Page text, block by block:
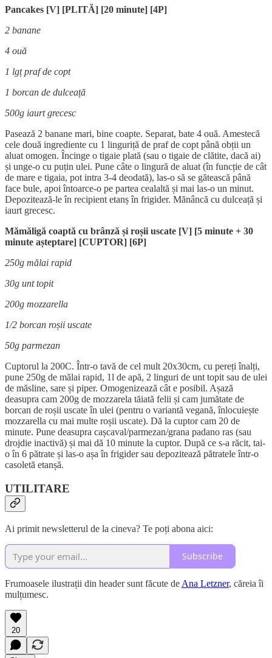
Pancakes [V] [PLITĂ] [20 minute] [4P]
2 banane
4 ouă
1 lgț praf de copt
1 borcan de dulceață
500g iaurt grecesc
Pasează 2 banane mari, bine coapte. Separat, bate 4 ouă. Amestecă
cele două ingrediente cu 1 linguriță de praf de copt până obții un
aluat omogen. Încinge o tigaie plată (sau o tigaie de clătite, dacă ai)
și unge-o cu puțin ulei. Pune câte o lingură de aluat (în funcție de cât
de mare e tigaia, pot intra 3-4 deodată), las-o să se gătească până
face bule, apoi întoarce-o pe partea cealaltă și mai las-o un minut.
Depozitează-le în recipient etanș în frigider. Mănâncă cu dulceață și
iaurt grecesc.
Mămăligă coaptă cu brânză și roșii uscate [V] [5 minute + 30
minute așteptare] [CUPTOR] [6P]
250g mălai rapid
30g unt topit
200g mozzarella
1/2 borcan roșii uscate
50g parmezan
Cuptorul la 200C. Într-o tavă de cel mult 20x30cm, cu pereți înalți,
pune 250g de mălai rapid, 1l de apă, 2 linguri de unt topit sau de ulei
de măsline, sare și piper. Omogenizează cât e posibil. Așază
deasupra cam 200g de mozzarela tăiată felii și cam jumătate de
borcan de roșii uscate în ulei (pentru o variantă vegană, înlocuiește
mozzarella cu mai multe roșii uscate). Dă la cuptor cam 20 de
minute. Pune deasupra cașcaval/parmezan/grana padano ras (sau
drojdie inactivă) și mai dă 10 minute la cuptor. După ce s-a răcit, tai-
o în 6 pătrate și las-o așa în frigider sau depozitează pătratele într-o
casoletă etanșă.
UTILITARE
Ai primit newsletterul de la cineva? Te poți abona aici:
Subscribe
Frumoasele ilustrații din header sunt făcute de Ana Letzner, căreia îi
mulțumesc.
20